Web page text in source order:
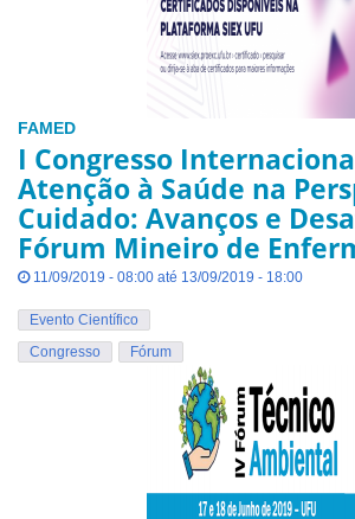
FAMED
I Congresso
Atenção à Saúde na
Cuidado: Avanços e
Fórum Mineiro de
11/09/2019 - 08:00 até 13/09/2019 - 18:00
Evento Científico
Congresso
Fórum